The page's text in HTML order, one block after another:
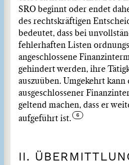
SRO beginnt oder endet
des rechtskräftigen
bedeutet, dass bei
fehlerhaften Listen
angeschlossene
gehindert werden, ihre
auszuüben. Umgekehrt kann
ausgeschlossener
geltend machen, dass er
aufgeführt ist.
II.